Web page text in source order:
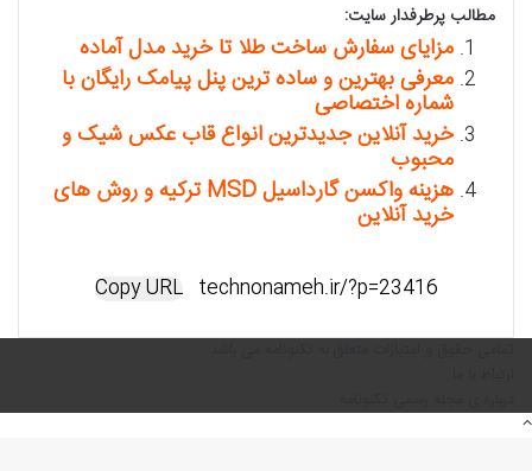
مطالب پرطرفدار سایت:
مزایای سفارش ساخت طلا تا خرید مدل آماده
معرفی بهترین و ساده ترین پنل پیامک رایگان با
شماره اختصاصی
خرید آنلاین جدیدترین انواع قاب عکس شیک و
محبوب
هزینه واکسن گارداسیل MSD ترکیه و روش های
خرید آنلاین
Copy URL